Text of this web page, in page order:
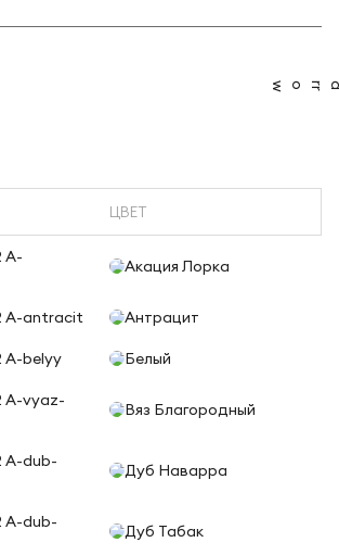
ЦВЕТ
A-
Акация Лорка
A-antracit Антрацит
A-belyy Белый
A-vyaz-
Вяз Благородный
A-dub-
Дуб Наварра
A-dub-
Дуб Табак